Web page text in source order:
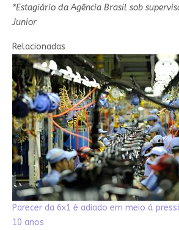
*Estagiário da Agência Brasil sob
Junior
Relacionadas
Parecer da 6x1 é adiado em meio à
10 anos